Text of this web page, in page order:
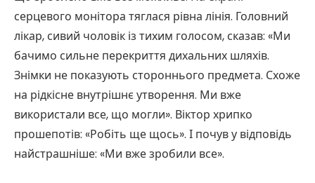
серцевого монітора тяглася рівна лінія. Головний
лікар, сивий чоловік із тихим голосом, сказав: «Ми
бачимо сильне перекриття дихальних шляхів.
Знімки не показують стороннього предмета. Схоже
на рідкісне внутрішнє утворення. Ми вже
використали все, що могли». Віктор хрипко
прошепотів: «Робіть ще щось». І почув у відповідь
найстрашніше: «Ми вже зробили все».